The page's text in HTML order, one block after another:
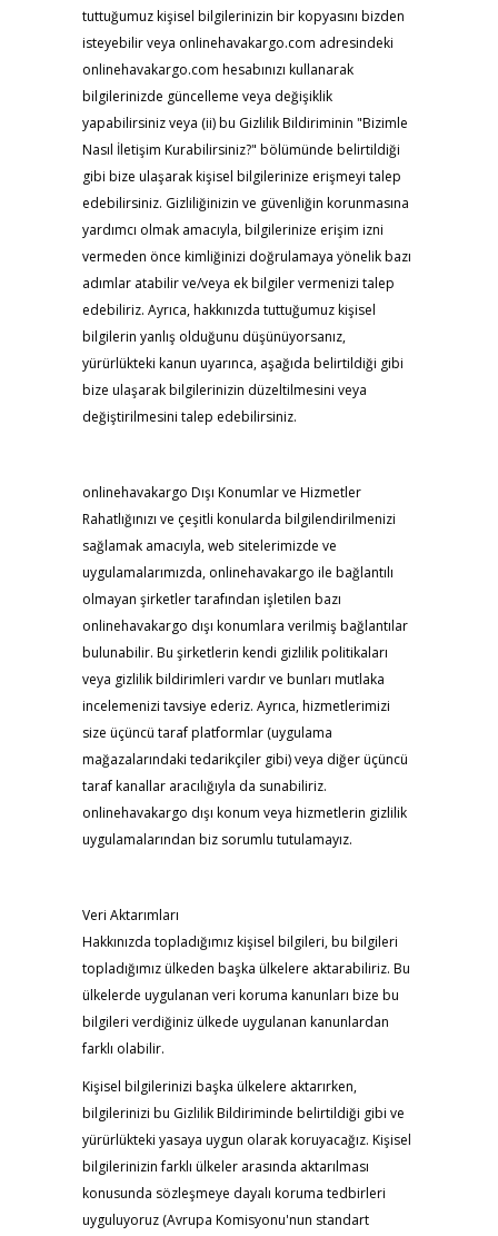
tuttuğumuz kişisel bilgilerinizin bir kopyasını bizden
isteyebilir veya onlinehavakargo.com adresindeki
onlinehavakargo.com hesabınızı kullanarak
bilgilerinizde güncelleme veya değişiklik
yapabilirsiniz veya (ii) bu Gizlilik Bildiriminin "Bizimle
Nasıl İletişim Kurabilirsiniz?" bölümünde belirtildiği
gibi bize ulaşarak kişisel bilgilerinize erişmeyi talep
edebilirsiniz. Gizliliğinizin ve güvenliğin korunmasına
yardımcı olmak amacıyla, bilgilerinize erişim izni
vermeden önce kimliğinizi doğrulamaya yönelik bazı
adımlar atabilir ve/veya ek bilgiler vermenizi talep
edebiliriz. Ayrıca, hakkınızda tuttuğumuz kişisel
bilgilerin yanlış olduğunu düşünüyorsanız,
yürürlükteki kanun uyarınca, aşağıda belirtildiği gibi
bize ulaşarak bilgilerinizin düzeltilmesini veya
değiştirilmesini talep edebilirsiniz.
onlinehavakargo Dışı Konumlar ve Hizmetler
Rahatlığınızı ve çeşitli konularda bilgilendirilmenizi
sağlamak amacıyla, web sitelerimizde ve
uygulamalarımızda, onlinehavakargo ile bağlantılı
olmayan şirketler tarafından işletilen bazı
onlinehavakargo dışı konumlara verilmiş bağlantılar
bulunabilir. Bu şirketlerin kendi gizlilik politikaları
veya gizlilik bildirimleri vardır ve bunları mutlaka
incelemenizi tavsiye ederiz. Ayrıca, hizmetlerimizi
size üçüncü taraf platformlar (uygulama
mağazalarındaki tedarikçiler gibi) veya diğer üçüncü
taraf kanallar aracılığıyla da sunabiliriz.
onlinehavakargo dışı konum veya hizmetlerin gizlilik
uygulamalarından biz sorumlu tutulamayız.
Veri Aktarımları
Hakkınızda topladığımız kişisel bilgileri, bu bilgileri
topladığımız ülkeden başka ülkelere aktarabiliriz. Bu
ülkelerde uygulanan veri koruma kanunları bize bu
bilgileri verdiğiniz ülkede uygulanan kanunlardan
farklı olabilir.
Kişisel bilgilerinizi başka ülkelere aktarırken,
bilgilerinizi bu Gizlilik Bildiriminde belirtildiği gibi ve
yürürlükteki yasaya uygun olarak koruyacağız. Kişisel
bilgilerinizin farklı ülkeler arasında aktarılması
konusunda sözleşmeye dayalı koruma tedbirleri
uyguluyoruz (Avrupa Komisyonu'nun standart